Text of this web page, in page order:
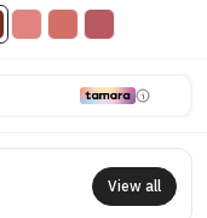
View all